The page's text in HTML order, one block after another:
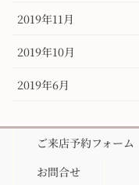
2019年11月
2019年10月
2019年6月
ご来店予約フォーム
お問合せ